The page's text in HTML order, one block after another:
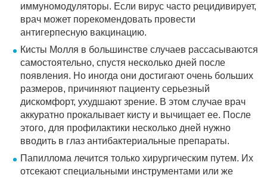
иммуномодуляторы. Если вирус часто рецидивирует,
врач может порекомендовать провести
антигерпесную вакцинацию.
Кисты Молля в большинстве случаев рассасываются
самостоятельно, спустя несколько дней после
появления. Но иногда они достигают очень больших
размеров, причиняют пациенту серьезный
дискомфорт, ухудшают зрение. В этом случае врач
аккуратно прокалывает кисту и вычищает ее. После
этого, для профилактики несколько дней нужно
вводить в глаз антибактериальные препараты.
Папиллома лечится только хирургическим путем. Их
отсекают специальными инструментами или же